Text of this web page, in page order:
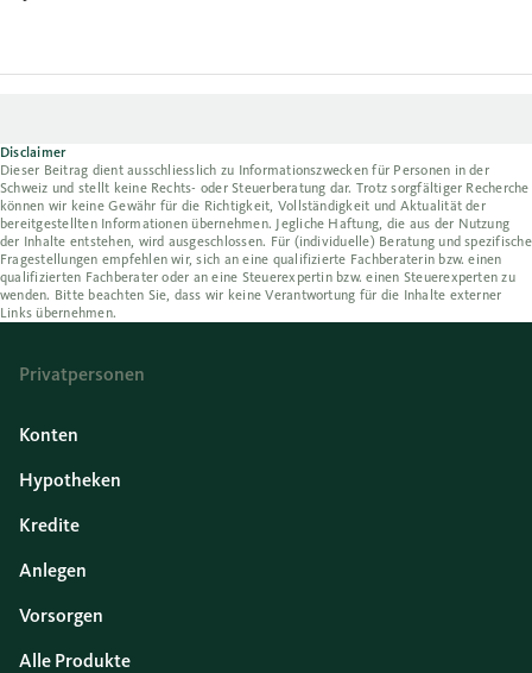
Disclaimer
Dieser Beitrag dient ausschliesslich zu Informationszwecken für Personen in der
Schweiz und stellt keine Rechts- oder Steuerberatung dar. Trotz sorgfältiger Recherche
können wir keine Gewähr für die Richtigkeit, Vollständigkeit und Aktualität der
bereitgestellten Informationen übernehmen. Jegliche Haftung, die aus der Nutzung
der Inhalte entstehen, wird ausgeschlossen. Für (individuelle) Beratung und spezifische
Fragestellungen empfehlen wir, sich an eine qualifizierte Fachberaterin bzw. einen
qualifizierten Fachberater oder an eine Steuerexpertin bzw. einen Steuerexperten zu
wenden. Bitte beachten Sie, dass wir keine Verantwortung für die Inhalte externer
Links übernehmen.
Privatpersonen
Konten
Hypotheken
Kredite
Anlegen
Vorsorgen
Alle Produkte